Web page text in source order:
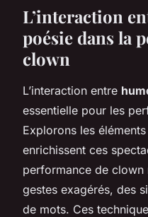
L’interaction
poésie dans la
clown
L’interaction entre
essentielle pour les
Explorons les
enrichissent ces
performance de clown
gestes exagérés, des
de mots. Ces